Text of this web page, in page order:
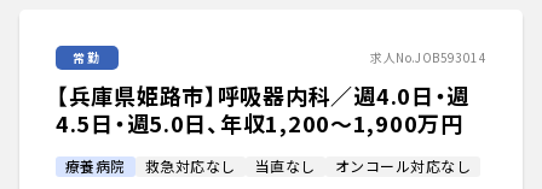
常勤 求人No.JOB593014
【兵庫県姫路市】呼吸器内科／週4.0日・週
4.5日・週5.0日、年収1,200〜1,900万円
療養病院 救急対応なし 当直なし オンコール対応なし